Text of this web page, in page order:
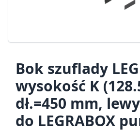
Bok szuflady
wysokość K
dł.=450 mm,
do LEGRABOX